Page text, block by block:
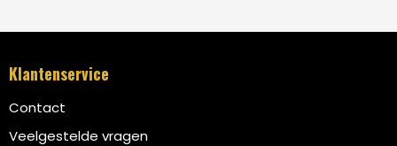
Klantenservice
Contact
Veelgestelde vragen